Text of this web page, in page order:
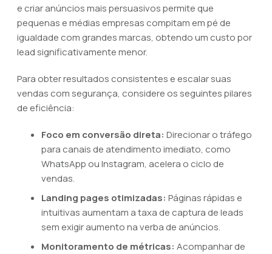
e criar anúncios mais persuasivos permite que
pequenas e médias empresas compitam em pé de
igualdade com grandes marcas, obtendo um custo por
lead significativamente menor.
Para obter resultados consistentes e escalar suas
vendas com segurança, considere os seguintes pilares
de eficiência:
Foco em conversão direta: Direcionar o tráfego
para canais de atendimento imediato, como
WhatsApp ou Instagram, acelera o ciclo de
vendas.
Landing pages otimizadas: Páginas rápidas e
intuitivas aumentam a taxa de captura de leads
sem exigir aumento na verba de anúncios.
Monitoramento de métricas: Acompanhar de